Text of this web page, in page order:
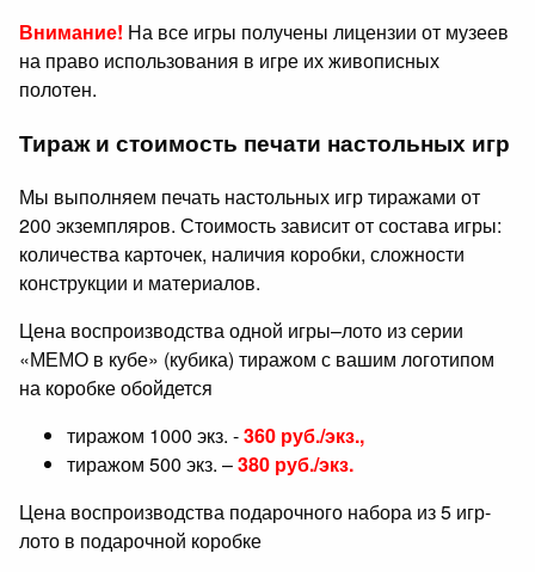
Внимание! На все игры получены лицензии от музеев
на право использования в игре их живописных
полотен.
Тираж и стоимость печати настольных игр
Мы выполняем печать настольных игр тиражами от
200 экземпляров. Стоимость зависит от состава игры:
количества карточек, наличия коробки, сложности
конструкции и материалов.
Цена воспроизводства одной игры–лото из серии
«МЕМО в кубе» (кубика) тиражом с вашим логотипом
на коробке обойдется
тиражом 1000 экз. -360 руб./экз.,
тиражом 500 экз. –380 руб./экз.
Цена воспроизводства подарочного набора из 5 игр-
лото в подарочной коробке